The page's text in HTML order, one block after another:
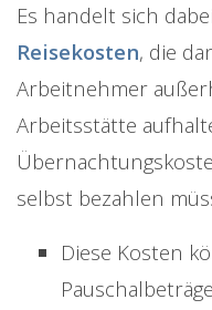
Es handelt sich
Reisekosten, die
Arbeitnehmer
Arbeitsstätte
selbst bezahlen
Diese Kosten